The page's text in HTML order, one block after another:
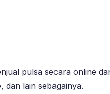
pulsa secara online
dan lain sebagainya.